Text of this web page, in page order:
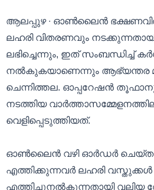
ആലപ്പുഴ ∙ ഓൺലൈൻ
ലഹരി വിതരണവും
ലഭിച്ചെന്നും, ഇത് സംബന്ധിച്ച്
നൽകുകയാണെന്നും ആഭ്യന്തര
ചെന്നിത്തല. ഓപ്പറേഷൻ
നടത്തിയ
വെളിപ്പെടുത്തിയത്.
ഓൺലൈൻ വഴി ഓർഡർ
എത്തിക്കുന്നവർ ലഹരി
എത്തിച്ചുനൽകുന്നതായി വലിയ